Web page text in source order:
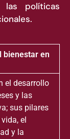
políticas
bienestar en
el desarrollo
y las
sus pilares
el
y la